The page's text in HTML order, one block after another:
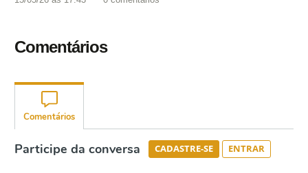
Comentários